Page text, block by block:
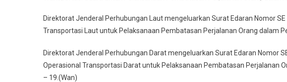
Direktorat Jenderal Perhubungan Laut mengeluarkan Surat Edaran Nomor
Transportasi Laut untuk Pelaksanaan Pembatasan Perjalanan Orang dalam
Direktorat Jenderal Perhubungan Darat mengeluarkan Surat Edaran Nomor
Operasional Transportasi Darat untuk Pelaksanaan Pembatasan Perjalanan
– 19.(Wan)